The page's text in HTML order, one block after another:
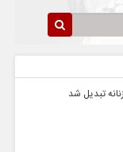
تبدیل شد